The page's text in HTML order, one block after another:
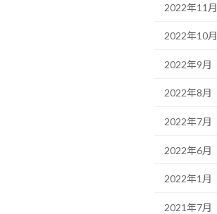
2022年11月
2022年10月
2022年9月
2022年8月
2022年7月
2022年6月
2022年1月
2021年7月